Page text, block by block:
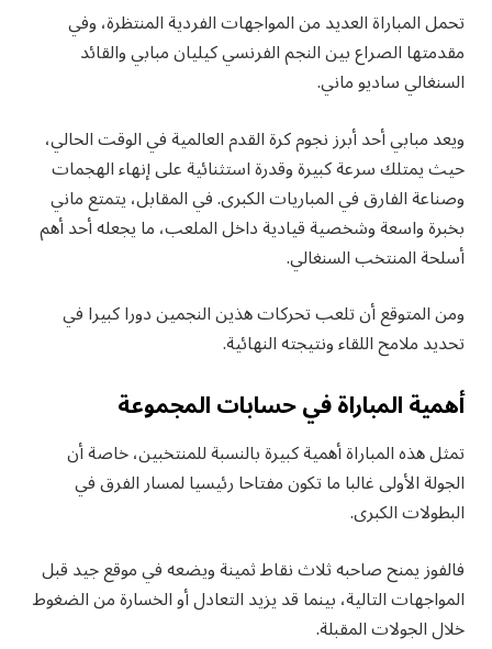
تحمل المباراة العديد من المواجهات الفردية المنتظرة، وفي
مقدمتها الصراع بين النجم الفرنسي كيليان مبابي والقائد
السنغالي ساديو ماني.
ويعد مبابي أحد أبرز نجوم كرة القدم العالمية في الوقت الحالي،
حيث يمتلك سرعة كبيرة وقدرة استثنائية على إنهاء الهجمات
وصناعة الفارق في المباريات الكبرى. في المقابل، يتمتع ماني
بخبرة واسعة وشخصية قيادية داخل الملعب، ما يجعله أحد أهم
أسلحة المنتخب السنغالي.
ومن المتوقع أن تلعب تحركات هذين النجمين دورا كبيرا في
تحديد ملامح اللقاء ونتيجته النهائية.
أهمية المباراة في حسابات المجموعة
تمثل هذه المباراة أهمية كبيرة بالنسبة للمنتخبين، خاصة أن
الجولة الأولى غالبا ما تكون مفتاحا رئيسيا لمسار الفرق في
البطولات الكبرى.
فالفوز يمنح صاحبه ثلاث نقاط ثمينة ويضعه في موقع جيد قبل
المواجهات التالية، بينما قد يزيد التعادل أو الخسارة من الضغوط
خلال الجولات المقبلة.